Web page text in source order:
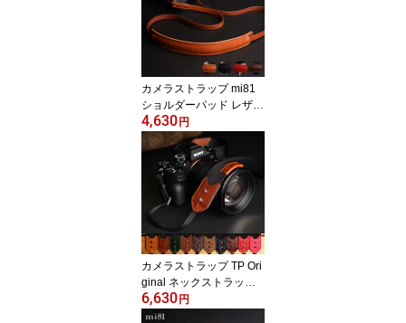
開閉 バッテリー交換可能
フジフィルム 富士フイル
ム TB06XHF1-LB
カメラストラップ mi81
ショルダーパッド レザー
ネックストラップ MN40
1 4colors 丸リング タイ
プ Shoulder pad neck str
ap おしゃれ かわいい 牛
革 本革 ミラーレスカメ
ラ 一眼レフ デジタルカ
メラ クラシックカメラ
シンプル ストラップ カ
メラ女子
4,630円
カメラストラップ TP Ori
ginal ネックストラップ T
S21 11colors おしゃれ
高級ナイロン 牛革 本革
6,630円